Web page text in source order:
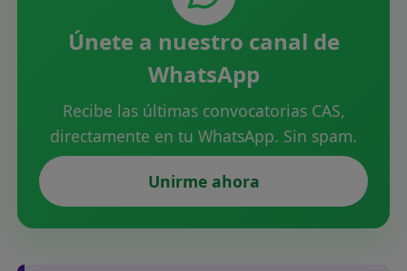
Únete a nuestro canal de
WhatsApp
Recibe las últimas convocatorias CAS,
directamente en tu WhatsApp. Sin spam.
Unirme ahora